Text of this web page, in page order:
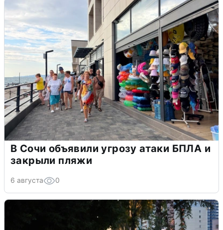
В Сочи объявили угрозу атаки БПЛА и
закрыли пляжи
6 августа 0